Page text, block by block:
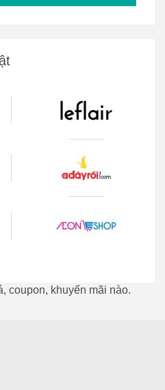
coupon, khuyến mãi nào.